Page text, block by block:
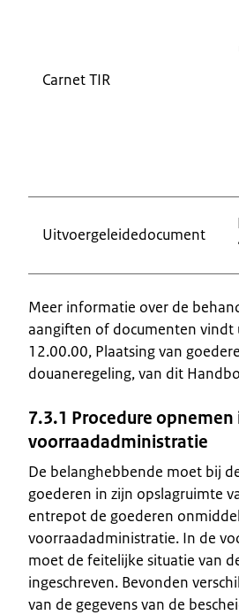
Carnet TIR
Uitvoergeleidedocument
Meer informatie over de
aangiften of documenten vindt
12.00.00, Plaatsing van
douaneregeling, van dit
7.3.1 Procedure opnemen
voorraadadministratie
De belanghebbende moet bij
goederen in zijn opslagruimte
entrepot de goederen
voorraadadministratie. In de
moet de feitelijke situatie van
ingeschreven. Bevonden
van de gegevens van de